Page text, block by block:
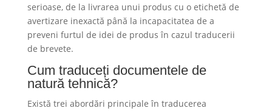
serioase, de la livrarea unui produs cu o etichetă de
avertizare inexactă până la incapacitatea de a
preveni furtul de idei de produs în cazul traducerii
de brevete.
Cum traduceți documentele de
natură tehnică?
Există trei abordări principale în traducerea